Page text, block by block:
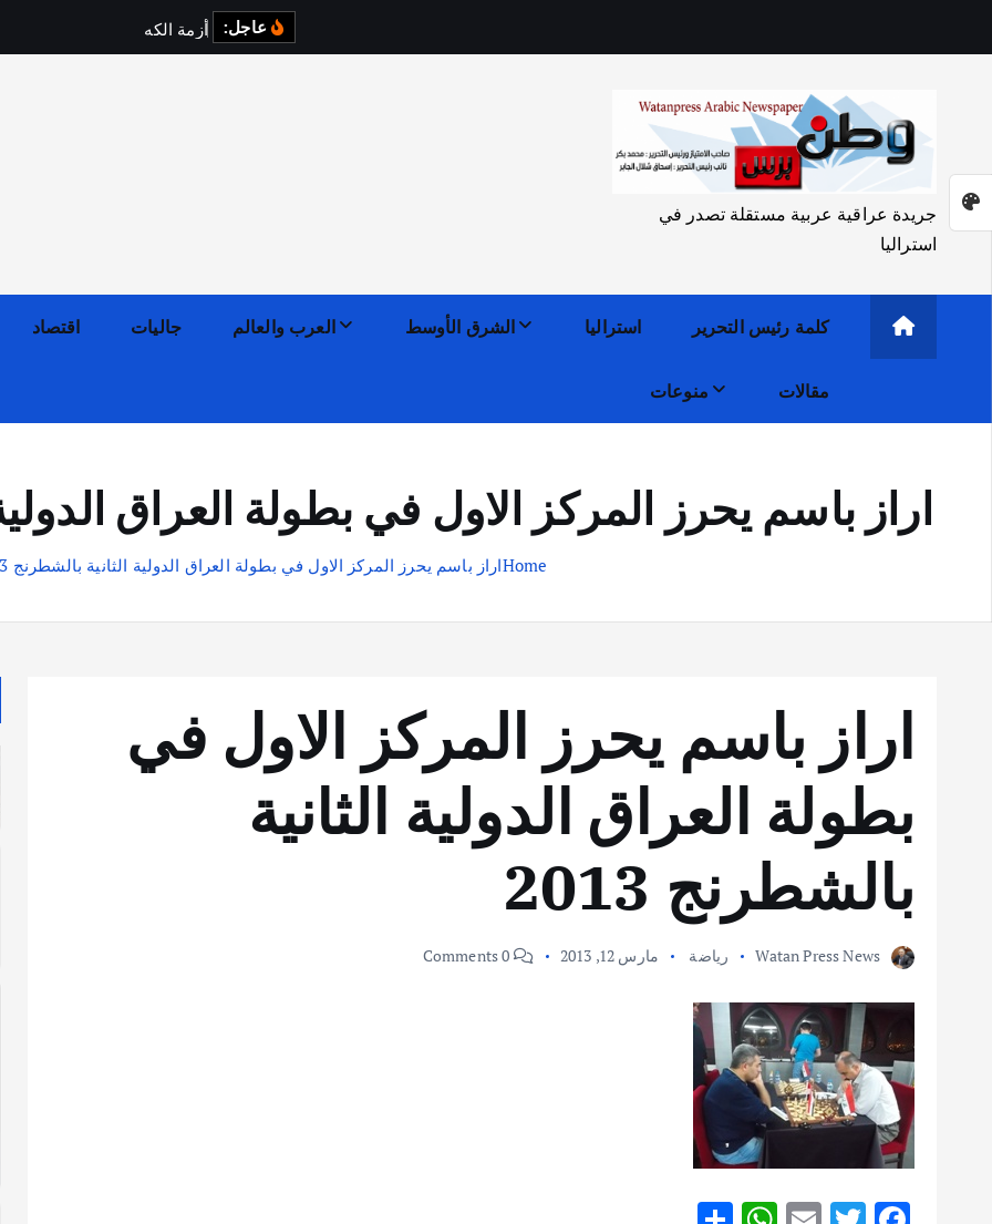
عاجل: أزمة ا كه رباء في
جريدة عراقية عربية مستقلة تصدر في
استراليا
كلمة رئيس التحرير استراليا الشرق الأوسط العرب والعالم جاليات اقتصاد
مقالات منوعات
اراز باسم يحرز المركز الاول في بطولة العراق الدولية
Homeاراز باسم يحرز المركز الاول في بطولة العراق الدولية الثانية بالشطرنج 2013
اراز باسم يحرز المركز الاول في
بطولة العراق الدولية الثانية
بالشطرنج 2013
Watan Press News رياضة مارس 12, 2013